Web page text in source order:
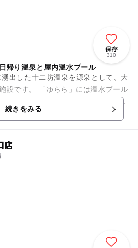
保存
310
帰り温泉と屋内温水プール
出した十二坊温泉を源泉として、大
には温水プール
営業(夏季のみ) ドイツ語で「浴場」
続きをみる
店